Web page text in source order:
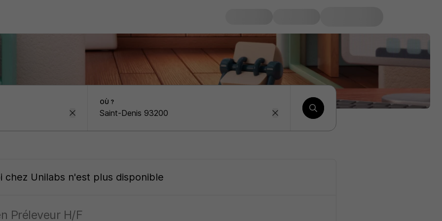
OÙ ?
chez Unilabs n'est plus disponible
Préleveur H/F